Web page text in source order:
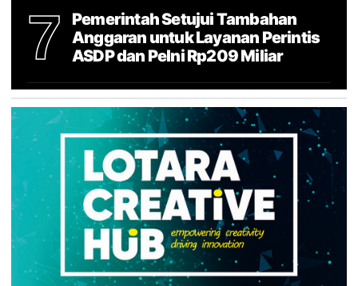
7
Pemerintah Setujui Tambahan
Anggaran untuk Layanan Perintis
ASDP dan Pelni Rp209 Miliar